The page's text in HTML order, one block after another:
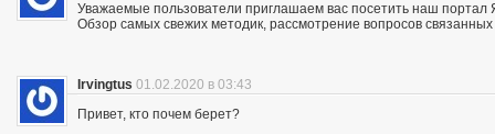
Уважаемые пользователи приглашаем вас посетить наш портал
Обзор самых свежих методик, рассмотрение вопросов
Irvingtus 01.02.2020 в 03:43
Привет, кто почем берет?